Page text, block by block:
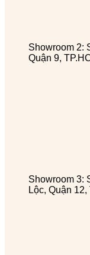
Showroom 2:
Quận 9,
Showroom 3:
Lộc, Quận 12,